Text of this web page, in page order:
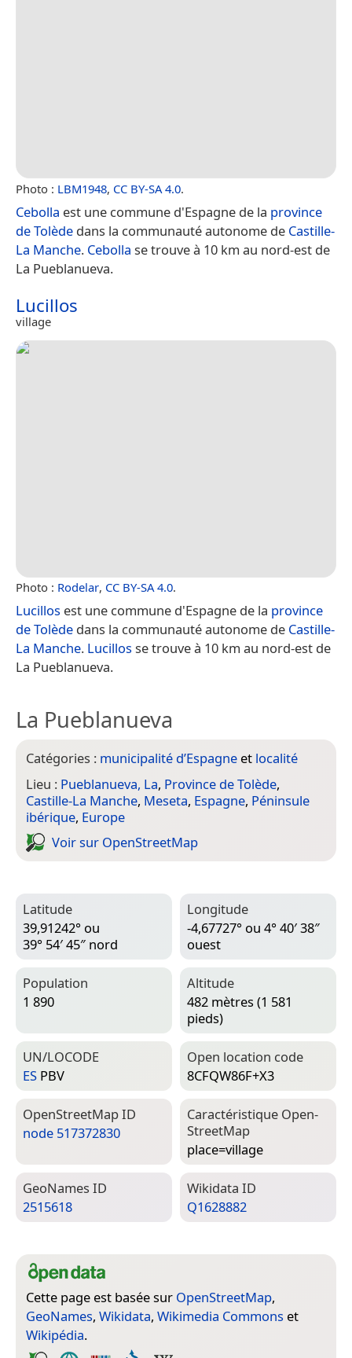
Photo : LBM1948, CC BY-SA 4.0.
Cebolla est une commune d'Espagne de la province
de Tolède dans la communauté autonome de Castille-
La Manche. Cebolla se trouve à 10 km au nord-est de
La Pueblanueva.
Lucillos
village
Photo : Rodelar, CC BY-SA 4.0.
Lucillos est une commune d'Espagne de la province
de Tolède dans la communauté autonome de Castille-
La Manche. Lucillosse trouve à 10 km au nord-est de
La Pueblanueva.
La Pueblanueva
Catégories : municipalité d’Espagne et localité
Lieu : Pueblanueva, La, Province de Tolède,
Castille-La Manche, Meseta, Espagne, Péninsule
ibérique, Europe
Voir sur Open­Street­Map
Latitude
39,91242° ou
39° 54′ 45″ nord
Longitude
-4,67727° ou 4° 40′ 38″
ouest
Population
1 890
Altitude
482 mètres (1 581
pieds)
UN/LOCODE
ES PBV
Open location code
8CFQW86F+X3
Open­Street­Map ID
node 517372830
Caractéristique Open­
Street­Map
place=­village
Geo­Names ID
2515618
Wiki­data ID
Q1628882
Cette page est basée sur OpenStreetMap,
GeoNames, Wikidata, Wikimedia Commons et
Wikipédia.